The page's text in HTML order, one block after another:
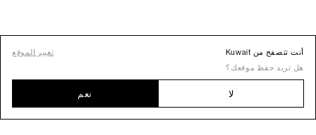
أنت تتصفح من Kuwait
تغيير الموقع
هل تريد حفظ موقعك؟
لا نعم